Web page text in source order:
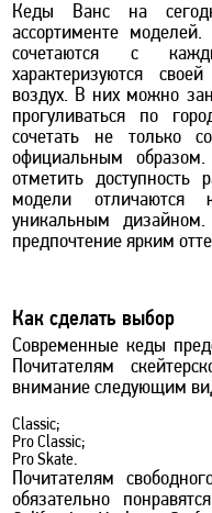
Кеды Ванс на
ассортименте
сочетаются с
характеризуются
воздух. В них можно
прогуливаться по
сочетать не только
официальным
отметить
модели отличаются
уникальным
предпочтение ярким
Как сделать выбор
Современные кеды
Почитателям
внимание следующим
Classic;
Pro Classic;
Pro Skate.
Почитателям
обязательно